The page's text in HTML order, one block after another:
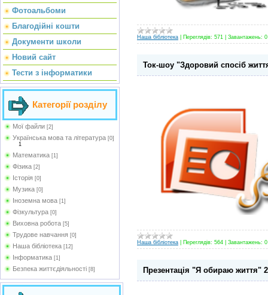
Фотоальбоми
Благодійні кошти
Документи школи
Новий сайт
Тести з інформатики
Категорії розділу
Мої файли [2]
Українська мова та література [0]
1
Математика [1]
Фізика [2]
Історія [0]
Музика [0]
Іноземна мова [1]
Фізкультура [0]
Виховна робота [5]
Трудове навчання [0]
Наша бібліотека [12]
Інформатика [1]
Безпека життєдіяльності [8]
Наша бібліотека Переглядів: 571 Завантажень: 0
Ток-шоу "Здоровий спосіб
Наша бібліотека Переглядів: 564 Завантажень: 0
Презентація "Я обираю життя"